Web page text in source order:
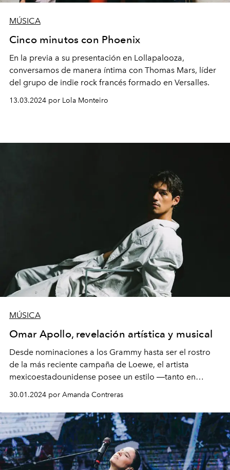
MÚSICA
Cinco minutos con Phoenix
En la previa a su presentación en Lollapalooza,
conversamos de manera íntima con Thomas Mars, líder
del grupo de indie rock francés formado en Versalles.
13.03.2024 por Lola Monteiro
MÚSICA
Omar Apollo, revelación artística y musical
Desde nominaciones a los Grammy hasta ser el rostro
de la más reciente campaña de Loewe, el artista
mexicoestadounidense posee un estilo ―tanto en
ritmos, y que podremos ver por primera vez en vivo en
el festival Lollapalooza.
30.01.2024 por Amanda Contreras